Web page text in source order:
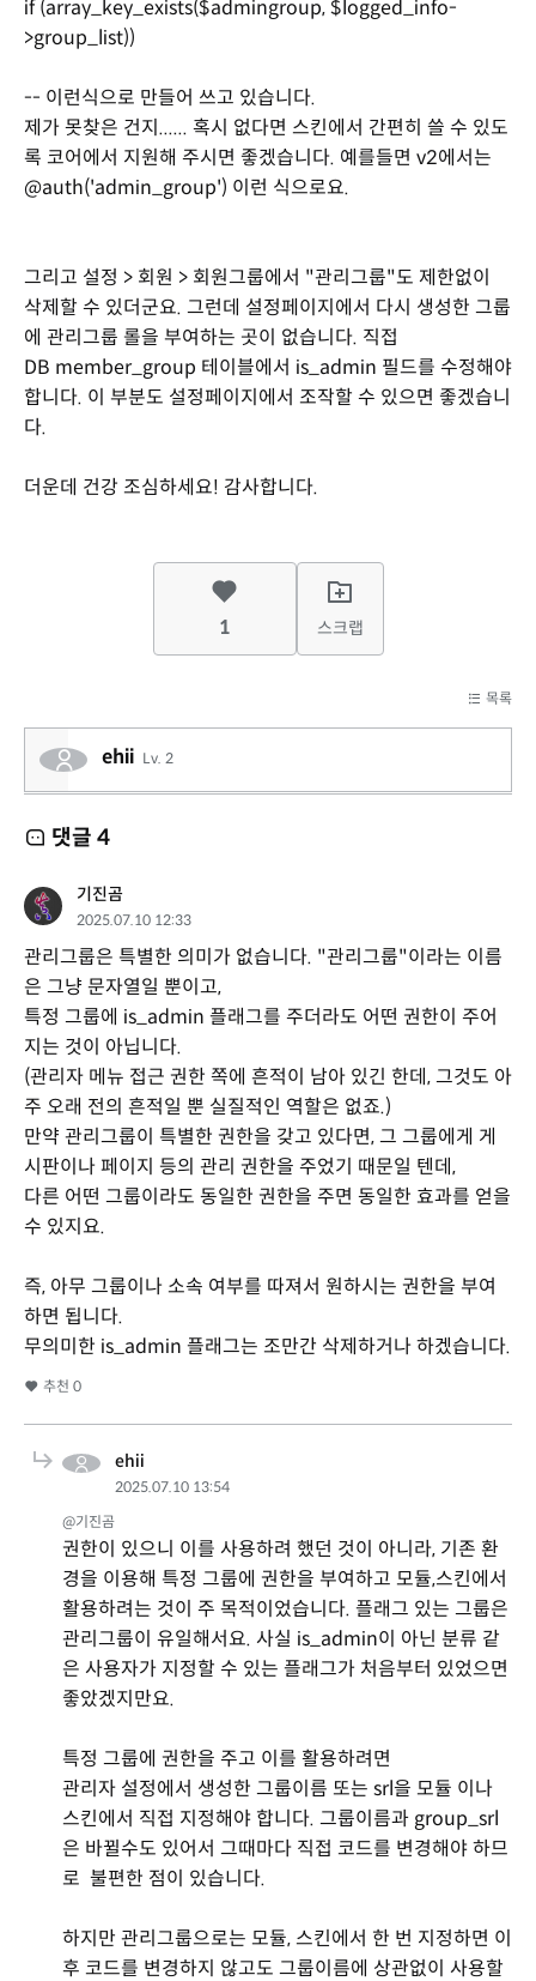
if (array_key_exists($admingroup, $logged_info-
>group_list))
-- 이런식으로 만들어 쓰고 있습니다.
제가 못찾은 건지...... 혹시 없다면 스킨에서 간편히 쓸 수 있도
록 코어에서 지원해 주시면 좋겠습니다. 예를들면 v2에서는
@auth('admin_group') 이런 식으로요.
그리고 설정 > 회원 > 회원그룹에서 "관리그룹"도 제한없이
삭제할 수 있더군요. 그런데 설정페이지에서 다시 생성한 그룹
에 관리그룹 롤을 부여하는 곳이 없습니다. 직접
DB member_group 테이블에서 is_admin 필드를 수정해야
합니다. 이 부분도 설정페이지에서 조작할 수 있으면 좋겠습니
다.
더운데 건강 조심하세요! 감사합니다.
1 스크랩
목록
ehii Lv. 2
댓글 4
기진곰
2025.07.10 12:33
관리그룹은 특별한 의미가 없습니다. "관리그룹"이라는 이름
은 그냥 문자열일 뿐이고,
특정 그룹에 is_admin 플래그를 주더라도 어떤 권한이 주어
지는 것이 아닙니다.
(관리자 메뉴 접근 권한 쪽에 흔적이 남아 있긴 한데, 그것도 아
주 오래 전의 흔적일 뿐 실질적인 역할은 없죠.)
만약 관리그룹이 특별한 권한을 갖고 있다면, 그 그룹에게 게
시판이나 페이지 등의 관리 권한을 주었기 때문일 텐데,
다른 어떤 그룹이라도 동일한 권한을 주면 동일한 효과를 얻을
수 있지요.
즉, 아무 그룹이나 소속 여부를 따져서 원하시는 권한을 부여
하면 됩니다.
무의미한 is_admin 플래그는 조만간 삭제하거나 하겠습니다.
추천 0
ehii
2025.07.10 13:54
@기진곰
권한이 있으니 이를 사용하려 했던 것이 아니라, 기존 환
경을 이용해 특정 그룹에 권한을 부여하고 모듈,스킨에서
활용하려는 것이 주 목적이었습니다. 플래그 있는 그룹은
관리그룹이 유일해서요. 사실 is_admin이 아닌 분류 같
은 사용자가 지정할 수 있는 플래그가 처음부터 있었으면
좋았겠지만요.
특정 그룹에 권한을 주고 이를 활용하려면
관리자 설정에서 생성한 그룹이름 또는 srl을 모듈 이나
스킨에서 직접 지정해야 합니다. 그룹이름과 group_srl
은 바뀔수도 있어서 그때마다 직접 코드를 변경해야 하므
로 불편한 점이 있습니다.
하지만 관리그룹으로는 모듈, 스킨에서 한 번 지정하면 이
후 코드를 변경하지 않고도 그룹이름에 상관없이 사용할